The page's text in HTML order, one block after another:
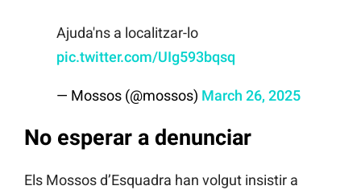
Ajuda'ns a localitzar-lo
pic.twitter.com/UIg593bqsq
— Mossos (@mossos) March 26, 2025
No esperar a denunciar
Els Mossos d’Esquadra han volgut insistir a